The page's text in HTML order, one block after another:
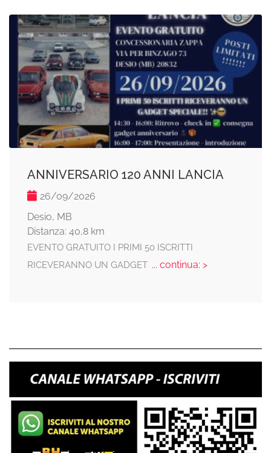
ANNIVERSARIO 120 ANNI LANCIA
26/09/2026
Desio, MB
Distanza: 40,8 km
EVENTO GRATUITO I PRIMI 50 ISCRITTI
RICEVERANNO UN GADGET... continua: >